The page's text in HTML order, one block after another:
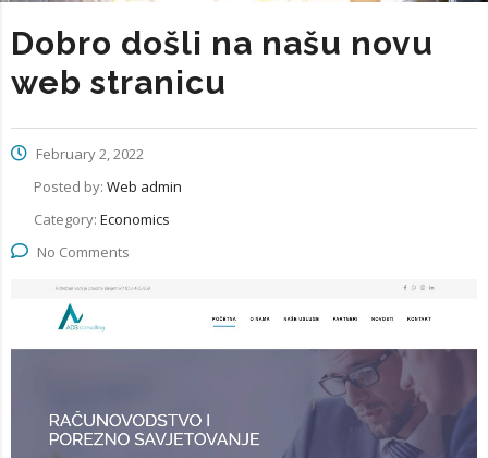
Dobro došli na našu novu
web stranicu
February 2, 2022
Posted by: Web admin
Category: Economics
No Comments